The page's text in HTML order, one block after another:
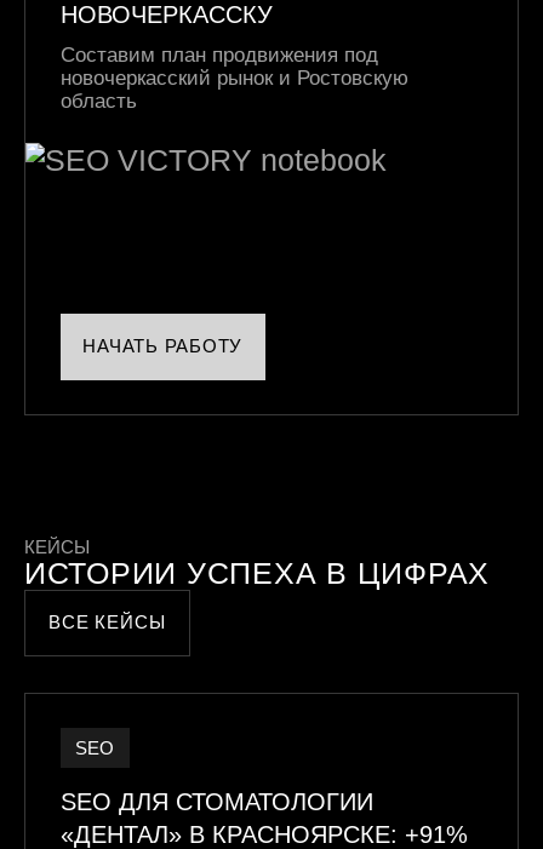
НОВОЧЕРКАССКУ
Составим план продвижения под
новочеркасский рынок и Ростовскую
область
НАЧАТЬ РАБОТУ
КЕЙСЫ
ИСТОРИИ УСПЕХА В ЦИФРАХ
ВСЕ КЕЙСЫ
SEO
SEO ДЛЯ СТОМАТОЛОГИИ
«ДЕНТАЛ» В КРАСНОЯРСКЕ: +91%